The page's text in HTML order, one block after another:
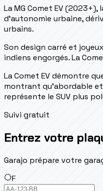
La MG Comet EV
d'autonomie urbaine,
urbains.
Son design carré et
indiens engorgés. La
La Comet EV démontre
montrant qu'abordable et
représente le SUV plus
Suivi gratuit
Entrez votre
Garajo prépare votre
F